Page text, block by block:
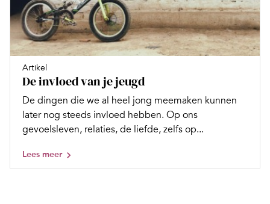
Artikel
De invloed van je jeugd
De dingen die we al heel jong meemaken kunnen
later nog steeds invloed hebben. Op ons
gevoelsleven, relaties, de liefde, zelfs op...
Lees meer